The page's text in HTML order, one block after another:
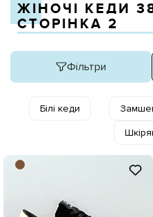
ЖІНОЧІ КЕДИ
СТОРІНКА 2
Фільтри
Білі кеди